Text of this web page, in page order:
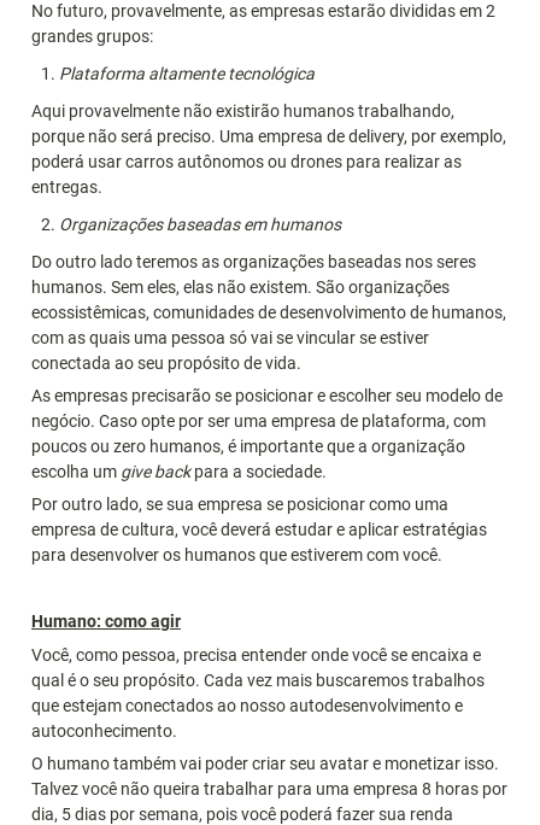
No futuro, provavelmente, as empresas estarão divididas em 2
grandes grupos:
Plataforma altamente tecnológica
Aqui provavelmente não existirão humanos trabalhando,
porque não será preciso. Uma empresa de delivery, por exemplo,
poderá usar carros autônomos ou drones para realizar as
entregas.
Organizações baseadas em humanos
Do outro lado teremos as organizações baseadas nos seres
humanos. Sem eles, elas não existem. São organizações
ecossistêmicas, comunidades de desenvolvimento de humanos,
com as quais uma pessoa só vai se vincular se estiver
conectada ao seu propósito de vida.
As empresas precisarão se posicionar e escolher seu modelo de
negócio. Caso opte por ser uma empresa de plataforma, com
poucos ou zero humanos, é importante que a organização
escolha um give back para a sociedade.
Por outro lado, se sua empresa se posicionar como uma
empresa de cultura, você deverá estudar e aplicar estratégias
para desenvolver os humanos que estiverem com você.
Humano: como agir
Você, como pessoa, precisa entender onde você se encaixa e
qual é o seu propósito. Cada vez mais buscaremos trabalhos
que estejam conectados ao nosso autodesenvolvimento e
autoconhecimento.
O humano também vai poder criar seu avatar e monetizar isso.
Talvez você não queira trabalhar para uma empresa 8 horas por
dia, 5 dias por semana, pois você poderá fazer sua renda